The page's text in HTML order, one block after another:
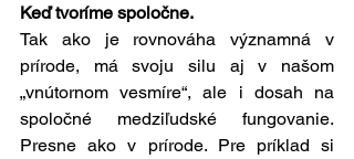
Keď tvoríme spoločne.
Tak ako je rovnováha významná v
prírode, má svoju silu aj v našom
„vnútornom vesmíre“, ale i dosah na
spoločné medziľudské fungovanie.
Presne ako v prírode. Pre príklad si